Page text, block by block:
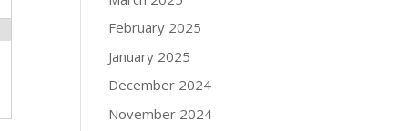
February 2025
January 2025
December 2024
November 2024